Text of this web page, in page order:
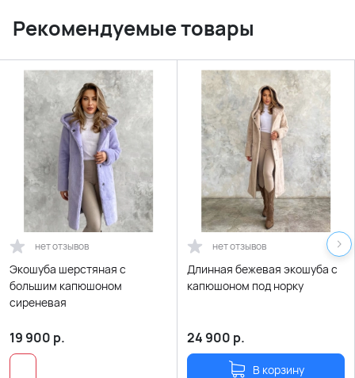
Рекомендуемые товары
нет отзывов
Экошуба шерстяная с
большим капюшоном
сиреневая
19 900 р.
нет отзывов
Длинная бежевая экошуба с
капюшоном под норку
24 900 р.
В корзину